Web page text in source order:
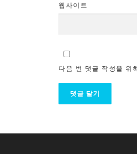
웹사이트
다음 번 댓글 작성을 위